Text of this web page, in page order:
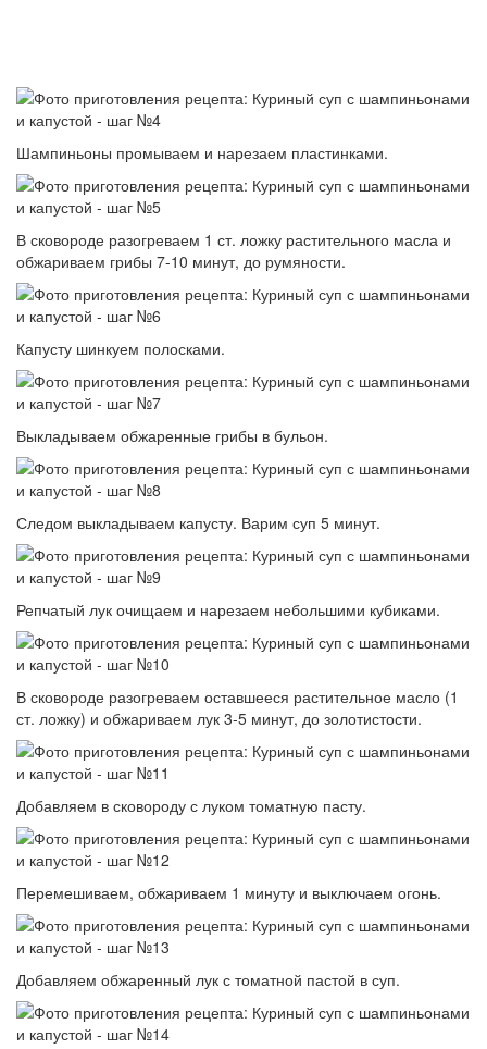
Шампиньоны промываем и нарезаем пластинками.
В сковороде разогреваем 1 ст. ложку растительного масла и
обжариваем грибы 7-10 минут, до румяности.
Капусту шинкуем полосками.
Выкладываем обжаренные грибы в бульон.
Следом выкладываем капусту. Варим суп 5 минут.
Репчатый лук очищаем и нарезаем небольшими кубиками.
В сковороде разогреваем оставшееся растительное масло (1
ст. ложку) и обжариваем лук 3-5 минут, до золотистости.
Добавляем в сковороду с луком томатную пасту.
Перемешиваем, обжариваем 1 минуту и выключаем огонь.
Добавляем обжаренный лук с томатной пастой в суп.